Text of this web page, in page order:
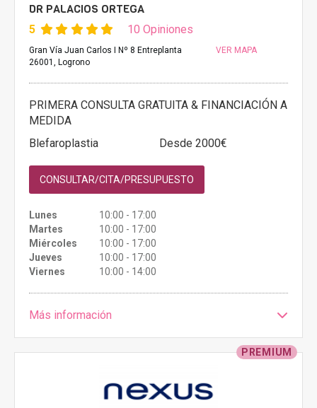
DR PALACIOS ORTEGA
5 10 Opiniones
Gran Vía Juan Carlos I Nº 8 Entreplanta
26001, Logrono
VER MAPA
PRIMERA CONSULTA GRATUITA & FINANCIACIÓN A
MEDIDA
Blefaroplastia
Desde 2000€
CONSULTAR/CITA/PRESUPUESTO
Lunes
10:00 - 17:00
Martes
10:00 - 17:00
Miércoles
10:00 - 17:00
Jueves
10:00 - 17:00
Viernes
10:00 - 14:00
Más información
PREMIUM